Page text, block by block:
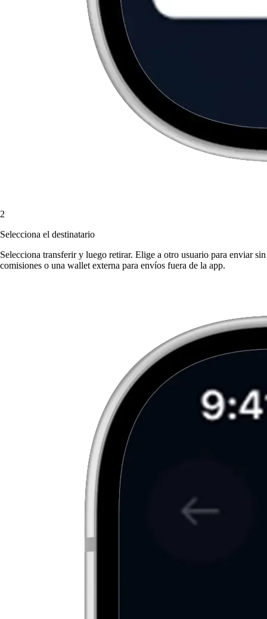
2
Selecciona el destinatario
Selecciona transferir y luego retirar. Elige a otro usuario para enviar sin
comisiones o una wallet externa para envíos fuera de la app.